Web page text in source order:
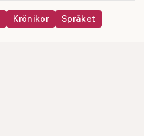
Krönikor Språket